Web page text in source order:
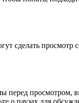
сделать просмотр
перед просмотром,
о паузах для